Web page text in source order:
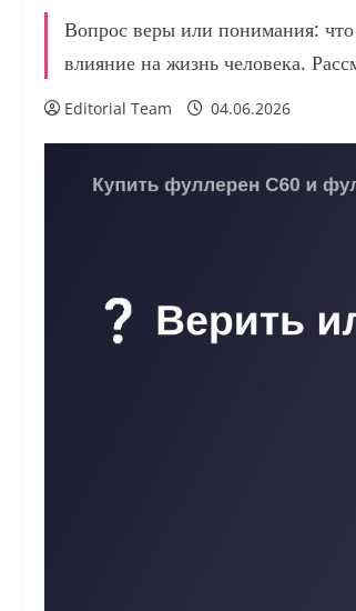
Вопрос веры или понимания:
влияние на жизнь человека.
Editorial Team 04.06.2026